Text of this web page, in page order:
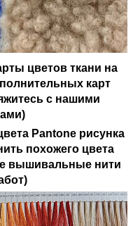
цветов ткани на
карт
с нашими
Pantone рисунка
похожего цвета
вышивальные нити